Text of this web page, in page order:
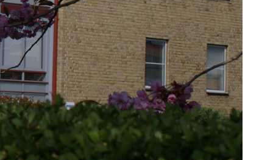
+
PL